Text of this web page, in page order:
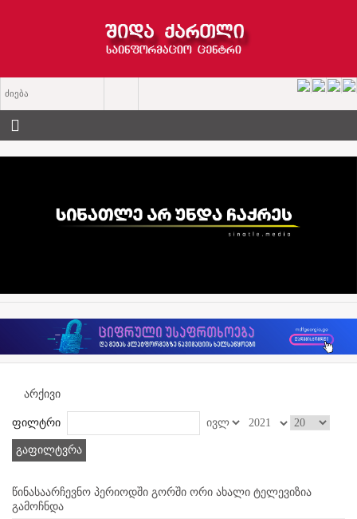
არქივი
ფილტრი
გაფილტვრა
წინასაარჩევნო პერიოდში გორში ორი ახალი ტელევიზია
გამოჩნდა